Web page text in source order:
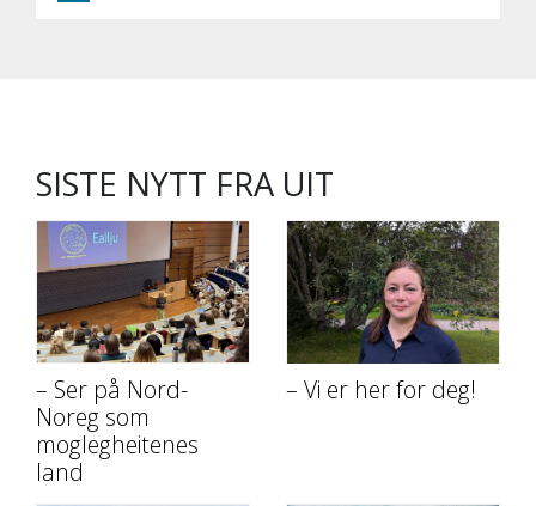
SISTE NYTT FRA UIT
– Ser på Nord-
Noreg som
moglegheitenes
land
– Vi er her for deg!